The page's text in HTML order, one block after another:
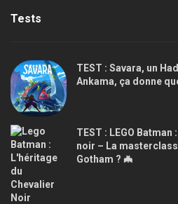
Tests
TEST : Savara, un
Ankama, ça donne
TEST : LEGO
noir – La
Gotham ? 🦇